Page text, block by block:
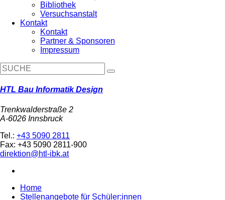
Bibliothek
Versuchsanstalt
Kontakt
Kontakt
Partner & Sponsoren
Impressum
HTL Bau Informatik Design
Trenkwalderstraße 2
A-6026 Innsbruck
Tel.: +43 5090 2811
Fax: +43 5090 2811-900
direktion@htl-ibk.at
Home
Stellenangebote für Schüler:innen